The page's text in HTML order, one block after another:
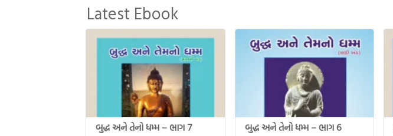
Latest Ebook
બુદ્ધ અને તેનો ધમ્મ – ભાગ 7 બુદ્ધ અને તેનો ધમ્મ – ભાગ 6